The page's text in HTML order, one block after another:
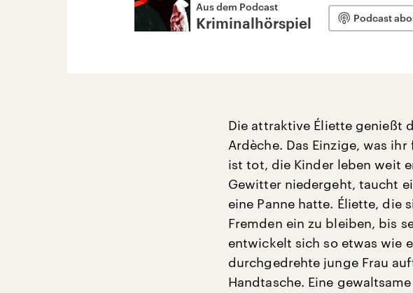
Aus dem Podcast
Kriminalhörspiel Podcast
Die attraktive Éliette genießt
Ardèche. Das Einzige, was
ist tot, die Kinder leben weit
Gewitter niedergeht, taucht
eine Panne hatte. Éliette, die
Fremden ein zu bleiben, bis
entwickelt sich so etwas wie
durchgedrehte junge Frau
Handtasche. Eine